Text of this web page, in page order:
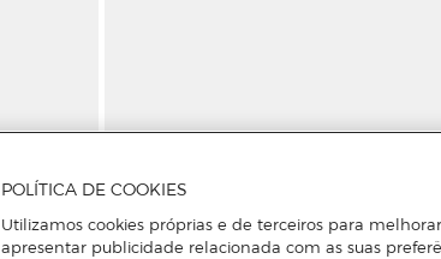
POLÍTICA DE COOKIES
Utilizamos cookies próprias e de terceiros para
apresentar publicidade relacionada com as suas